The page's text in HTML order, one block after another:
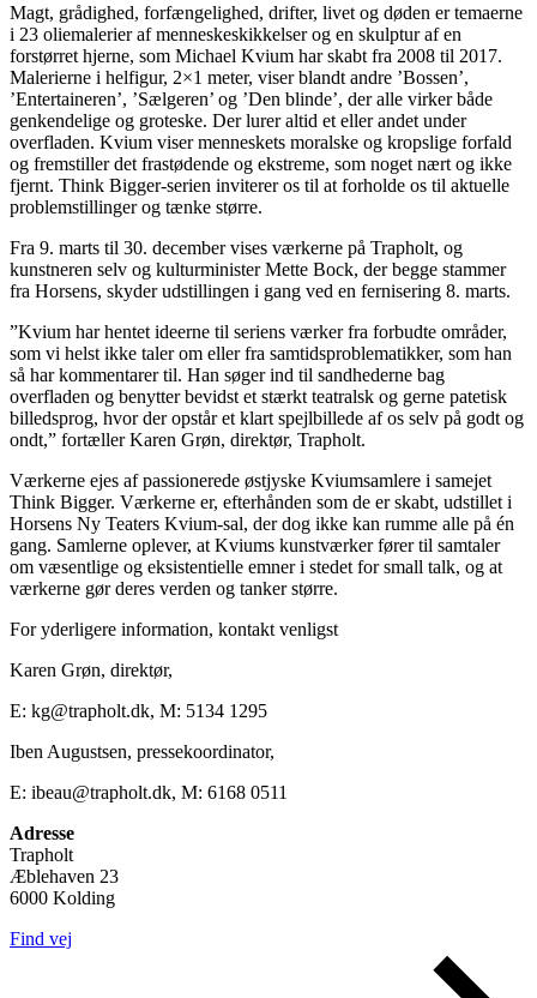
Magt, grådighed, forfængelighed, drifter, livet og døden er temaerne
i 23 oliemalerier af menneskeskikkelser og en skulptur af en
forstørret hjerne, som Michael Kvium har skabt fra 2008 til 2017.
Malerierne i helfigur, 2×1 meter, viser blandt andre ’Bossen’,
’Entertaineren’, ’Sælgeren’ og ’Den blinde’, der alle virker både
genkendelige og groteske. Der lurer altid et eller andet under
overfladen. Kvium viser menneskets moralske og kropslige forfald
og fremstiller det frastødende og ekstreme, som noget nært og ikke
fjernt. Think Bigger-serien inviterer os til at forholde os til aktuelle
problemstillinger og tænke større.
Fra 9. marts til 30. december vises værkerne på Trapholt, og
kunstneren selv og kulturminister Mette Bock, der begge stammer
fra Horsens, skyder udstillingen i gang ved en fernisering 8. marts.
”Kvium har hentet ideerne til seriens værker fra forbudte områder,
som vi helst ikke taler om eller fra samtidsproblematikker, som han
så har kommentarer til. Han søger ind til sandhederne bag
overfladen og benytter bevidst et stærkt teatralsk og gerne patetisk
billedsprog, hvor der opstår et klart spejlbillede af os selv på godt og
ondt,” fortæller Karen Grøn, direktør, Trapholt.
Værkerne ejes af passionerede østjyske Kviumsamlere i samejet
Think Bigger. Værkerne er, efterhånden som de er skabt, udstillet i
Horsens Ny Teaters Kvium-sal, der dog ikke kan rumme alle på én
gang. Samlerne oplever, at Kviums kunstværker fører til samtaler
om væsentlige og eksistentielle emner i stedet for small talk, og at
værkerne gør deres verden og tanker større.
For yderligere information, kontakt venligst
Karen Grøn, direktør,
E: kg@trapholt.dk, M: 5134 1295
Iben Augustsen, pressekoordinator,
E: ibeau@trapholt.dk, M: 6168 0511
Adresse
Trapholt
Æblehaven 23
6000 Kolding
Find vej